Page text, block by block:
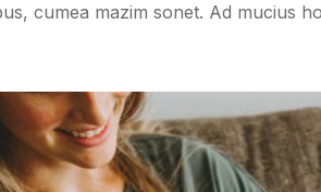
cumea mazim sonet. Ad mucius